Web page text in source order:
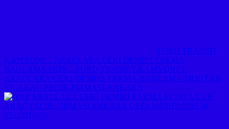
FORD TRANSİT
KAMYONET ARAÇLARA ÇEKİ DEMİRİ TAKMA
BAGLAMA MON…FORD-TRANSIT-KAMYONET-
ARACLARA-CEKI-DEMIRI-TAKMA-BAGLAMA-MONTAJI-
VE-ARAC-PROJE-FİRMASI-ANKARA